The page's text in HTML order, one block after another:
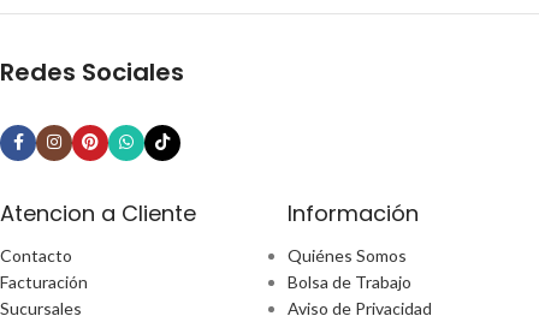
Redes Sociales
Atencion a Cliente
Contacto
Facturación
Sucursales
Información
Quiénes Somos
Bolsa de Trabajo
Aviso de Privacidad